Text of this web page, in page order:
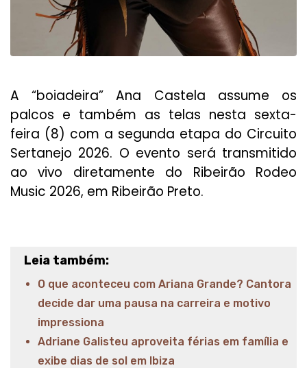
A “boiadeira” Ana Castela assume os
palcos e também as telas nesta sexta-
feira (8) com a segunda etapa do Circuito
Sertanejo 2026. O evento será transmitido
ao vivo diretamente do Ribeirão Rodeo
Music 2026, em Ribeirão Preto.
Leia também:
O que aconteceu com Ariana Grande? Cantora
decide dar uma pausa na carreira e motivo
impressiona
Adriane Galisteu aproveita férias em família e
exibe dias de sol em Ibiza